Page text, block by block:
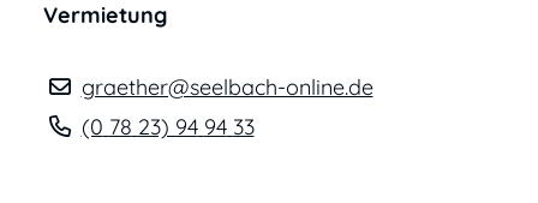
Vermietung
graether@seelbach-online.de
(0 78 23) 94 94 33